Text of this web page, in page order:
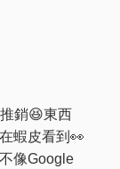
銷😆東西
蝦皮看到👀
像Google